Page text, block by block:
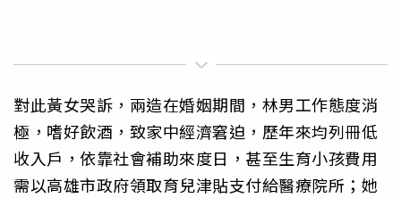
對此黃女哭訴，兩造在婚姻期間，林男工作態度消
極，嗜好飲酒，致家中經濟窘迫，歷年來均列冊低
收入戶，依靠社會補助來度日，甚至生育小孩費用
需以高雄市政府領取育兒津貼支付給醫療院所；她